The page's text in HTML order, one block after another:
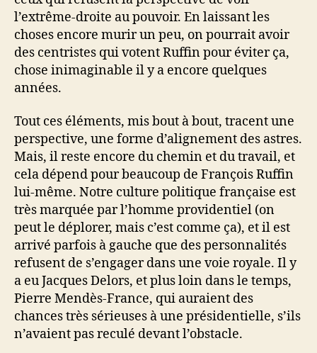
l’extrême-droite au pouvoir. En laissant les
choses encore murir un peu, on pourrait avoir
des centristes qui votent Ruffin pour éviter ça,
chose inimaginable il y a encore quelques
années.
Tout ces éléments, mis bout à bout, tracent une
perspective, une forme d’alignement des astres.
Mais, il reste encore du chemin et du travail, et
cela dépend pour beaucoup de François Ruffin
lui-même. Notre culture politique française est
très marquée par l’homme providentiel (on
peut le déplorer, mais c’est comme ça), et il est
arrivé parfois à gauche que des personnalités
refusent de s’engager dans une voie royale. Il y
a eu Jacques Delors, et plus loin dans le temps,
Pierre Mendès-France, qui auraient des
chances très sérieuses à une présidentielle, s’ils
n’avaient pas reculé devant l’obstacle.